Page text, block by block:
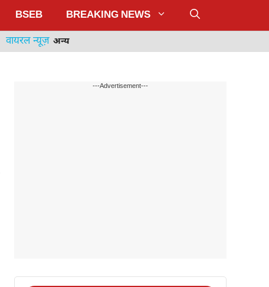
BSEB BREAKING NEWS
वायरल न्यूज़ अन्य
---Advertisement---